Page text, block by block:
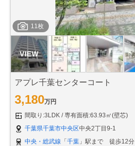
11枚
アプレ千葉センターコート
3,180万円
間取り:3LDK
専有面積:63.93㎡(壁芯)
千葉県千葉市中央区中央2丁目9-1
中央・総武線 「 千葉 」駅まで 徒歩12分